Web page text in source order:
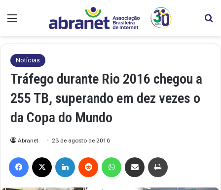
Notícias
Tráfego durante Rio 2016 chegou a
255 TB, superando em dez vezes o
da Copa do Mundo
Abranet 23 de agosto de 2016